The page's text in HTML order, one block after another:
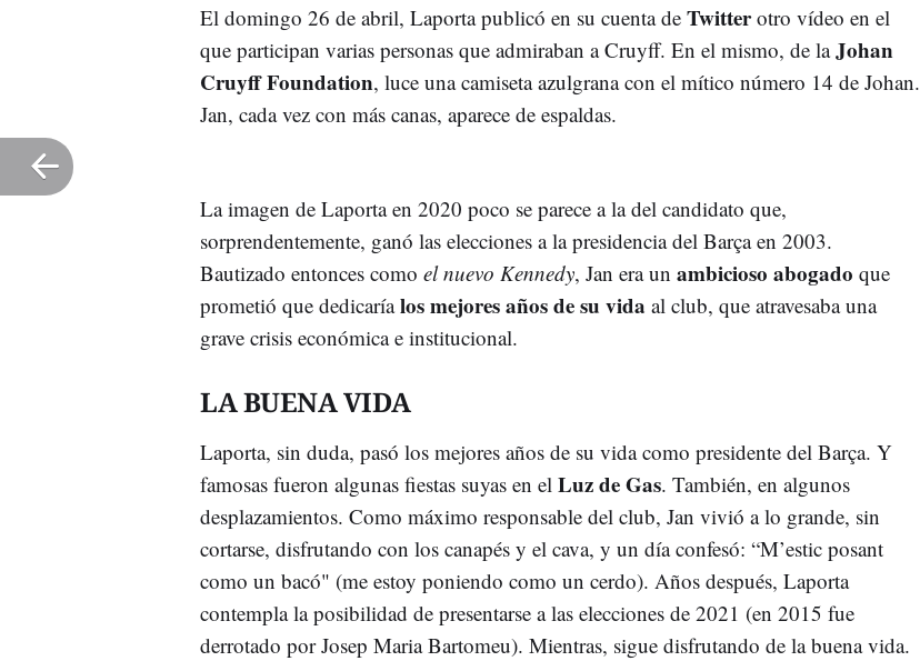
El domingo 26 de abril, Laporta publicó en su cuenta de Twitterotro vídeo en el
que participan varias personas que admiraban a Cruyff. En el mismo, de laJohan
Cruyff Foundation, luce una camiseta azulgrana con el mítico número 14 de Johan.
Jan, cada vez con más canas, aparece de espaldas.
La imagen de Laporta en 2020 poco se parece a la del candidato que,
sorprendentemente, ganó las elecciones a la presidencia del Barça en 2003.
Bautizado entonces como el nuevo Kennedy, Jan era un ambicioso abogado que
prometió que dedicaríalos mejores años de su vida al club, que atravesaba una
grave crisis económica e institucional.
LA BUENA VIDA
Laporta, sin duda, pasó los mejores años de su vida como presidente del Barça. Y
famosas fueron algunas fiestas suyas en el Luz de Gas. También, en algunos
desplazamientos. Como máximo responsable del club, Jan vivió a lo grande, sin
cortarse, disfrutando con los canapés y el cava, y un día confesó: “M’estic posant
como un bacó" (me estoy poniendo como un cerdo). Años después, Laporta
contempla la posibilidad de presentarse a las elecciones de 2021 (en 2015 fue
derrotado por Josep Maria Bartomeu). Mientras, sigue disfrutando de la buena vida.